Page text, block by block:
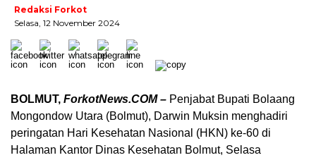
Redaksi Forkot
Selasa, 12 November 2024
BOLMUT, ForkotNews.COM – Penjabat Bupati Bolaang
Mongondow Utara (Bolmut), Darwin Muksin menghadiri
peringatan Hari Kesehatan Nasional (HKN) ke-60 di
Halaman Kantor Dinas Kesehatan Bolmut, Selasa